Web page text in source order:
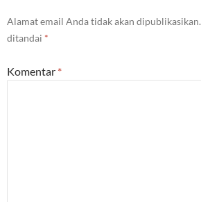
Alamat email Anda tidak akan dipublikasikan.
ditandai *
Komentar *